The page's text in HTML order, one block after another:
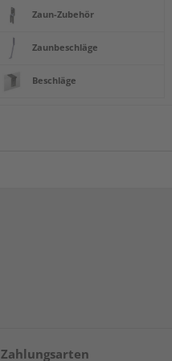
Zaun-Zubehör
Zaunbeschläge
Beschläge
Zahlungsarten